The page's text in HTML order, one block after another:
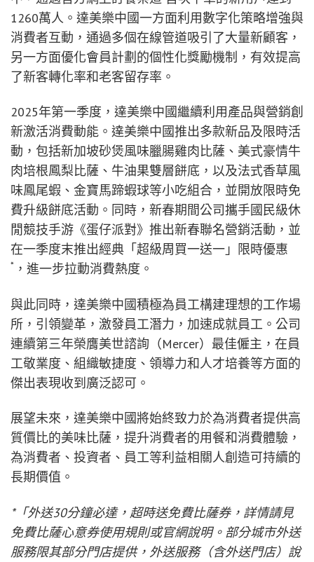
1260萬人。達美樂中國一方面利用數字化策略增強與
消費者互動，通過多個在線管道吸引了大量新顧客，
另一方面優化會員計劃的個性化獎勵機制，有效提高
了新客轉化率和老客留存率。
2025年第一季度，達美樂中國繼續利用產品與營銷創
新激活消費動能。達美樂中國推出多款新品及限時活
動，包括新加坡砂煲風味臘腸雞肉比薩、美式豪情牛
肉培根鳳梨比薩、牛油果雙層餅底，以及法式香草風
味鳳尾蝦、金寶馬蹄蝦球等小吃組合，並開放限時免
費升級餅底活動。同時，新春期間公司攜手國民級休
閒競技手游《蛋仔派對》推出新春聯名營銷活動，並
在一季度末推出經典「超級周買一送一」限時優惠
* ，進一步拉動消費熱度。
與此同時，達美樂中國積極為員工構建理想的工作場
所，引領變革，激發員工潛力，加速成就員工。公司
連續第三年榮膺美世諮詢（Mercer）最佳僱主，在員
工敬業度、組織敏捷度、領導力和人才培養等方面的
傑出表現收到廣泛認可。
展望未來，達美樂中國將始終致力於為消費者提供高
質價比的美味比薩，提升消費者的用餐和消費體驗，
為消費者、投資者、員工等利益相關人創造可持續的
長期價值。
*「外送30分鐘必達，超時送免費比薩券，詳情請見
免費比薩心意券使用規則或官網說明。部分城市外送
服務限其部分門店提供，外送服務（含外送門店）說